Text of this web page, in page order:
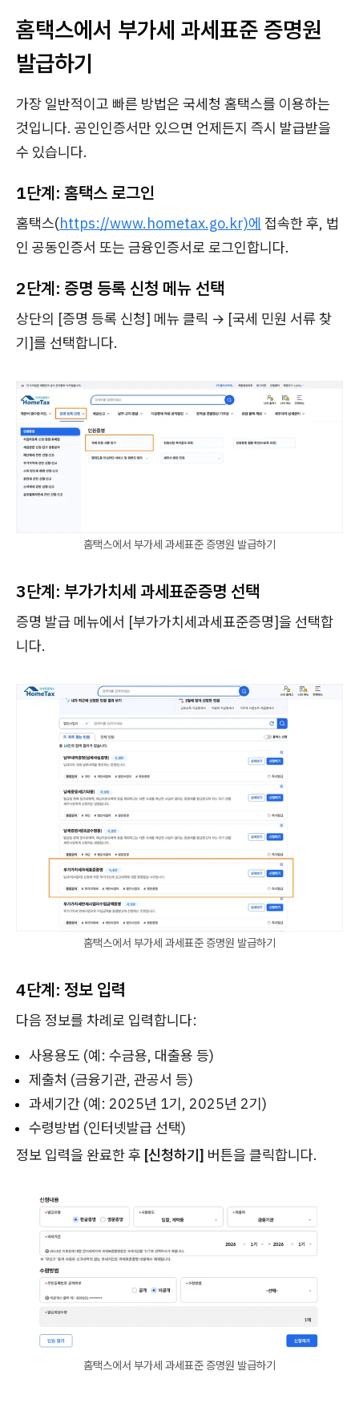
홈택스에서 부가세 과세표준 증명원
발급하기
가장 일반적이고 빠른 방법은 국세청 홈택스를 이용하는
것입니다. 공인인증서만 있으면 언제든지 즉시 발급받을
수 있습니다.
1단계: 홈택스 로그인
홈택스(https://www.hometax.go.kr)에 접속한 후, 법
인 공동인증서 또는 금융인증서로 로그인합니다.
2단계: 증명 등록 신청 메뉴 선택
상단의 [증명 등록 신청] 메뉴 클릭 → [국세 민원 서류 찾
기]를 선택합니다.
홈택스에서 부가세 과세표준 증명원 발급하기
3단계: 부가가치세 과세표준증명 선택
증명 발급 메뉴에서 [부가가치세과세표준증명]을 선택합
니다.
홈택스에서 부가세 과세표준 증명원 발급하기
4단계: 정보 입력
다음 정보를 차례로 입력합니다:
사용용도 (예: 수금용, 대출용 등)
제출처 (금융기관, 관공서 등)
과세기간 (예: 2025년 1기, 2025년 2기)
수령방법 (인터넷발급 선택)
정보 입력을 완료한 후 [신청하기] 버튼을 클릭합니다.
홈택스에서 부가세 과세표준 증명원 발급하기